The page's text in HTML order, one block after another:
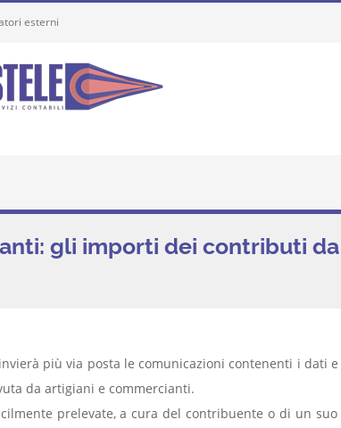
esterni
gli importi dei contributi
invierà più via posta le comunicazioni contenenti i
da artigiani e commercianti.
prelevate, a cura del contribuente o di un